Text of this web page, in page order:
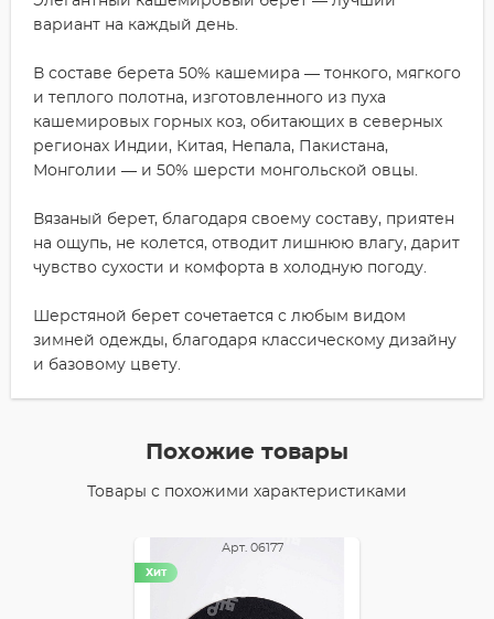
вариант на каждый день.
В составе берета 50% кашемира — тонкого, мягкого
и теплого полотна, изготовленного из пуха
кашемировых горных коз, обитающих в северных
регионах Индии, Китая, Непала, Пакистана,
Монголии — и 50% шерсти монгольской овцы.
Вязаный берет, благодаря своему составу, приятен
на ощупь, не колется, отводит лишнюю влагу, дарит
чувство сухости и комфорта в холодную погоду.
Шерстяной берет сочетается с любым видом
зимней одежды, благодаря классическому дизайну
и базовому цвету.
Похожие товары
Товары с похожими характеристиками
Арт. 06177
Хит